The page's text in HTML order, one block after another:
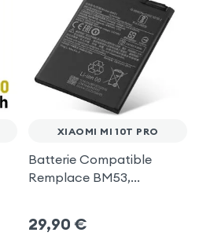
XIAOMI MI 10T PRO
Batterie Compatible
Remplace BM53,
29,90 €